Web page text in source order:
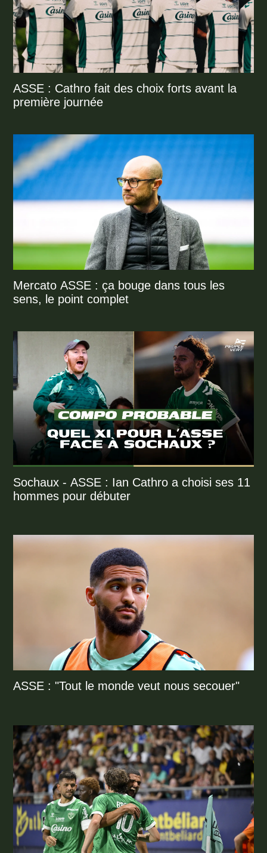
ASSE : Cathro fait des choix forts avant la
première journée
Mercato ASSE : ça bouge dans tous les
sens, le point complet
Sochaux - ASSE : Ian Cathro a choisi ses 11
hommes pour débuter
ASSE : "Tout le monde veut nous secouer"